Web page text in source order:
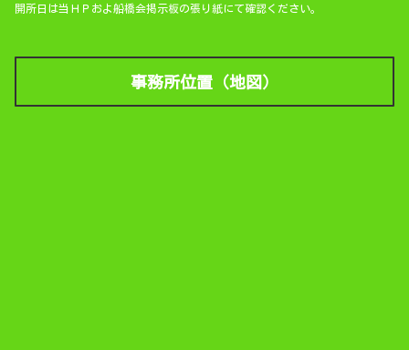
開所日は当ＨＰおよ船橋会掲示板の張り紙にて確認ください。
事務所位置（地図）